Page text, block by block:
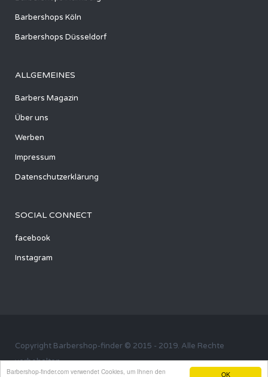
OK
Barbershop-finder.com verwendet Cookies, um Ihnen den
Barbershops Köln
Barbershops Düsseldorf
ALLGEMEINES
Barbers Magazin
Über uns
Werben
Impressum
Datenschutzerklärung
SOCIAL CONNECT
facebook
Instagram
Copyright Barbershop-finder © 2015 - 2019. Alle Rechte
vorbehalten